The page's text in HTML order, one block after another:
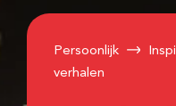
Persoonlijk
verhalen